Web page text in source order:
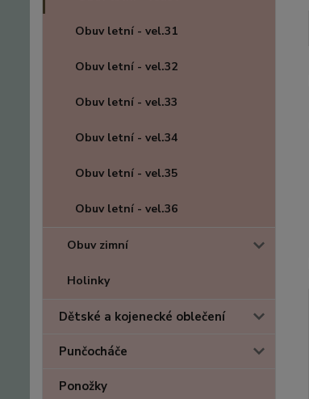
Obuv letní - vel.31
Obuv letní - vel.32
Obuv letní - vel.33
Obuv letní - vel.34
Obuv letní - vel.35
Obuv letní - vel.36
Obuv zimní
Holinky
Dětské a kojenecké oblečení
Punčocháče
Ponožky